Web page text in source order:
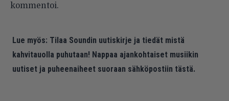
kommentoi.
Lue myös: Tilaa Soundin uutiskirje ja tiedät mistä
kahvitauolla puhutaan! Nappaa ajankohtaiset musiikin
uutiset ja puheenaiheet suoraan sähköpostiin tästä.